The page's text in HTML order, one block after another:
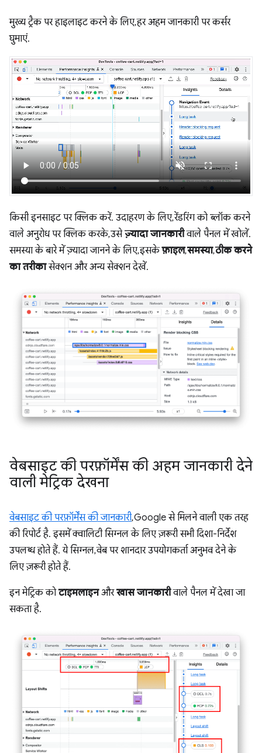
मुख्य ट्रैक पर हाइलाइट करने के लिए, हर अहम जानकारी पर कर्सर
घुमाएं.
किसी इनसाइट पर क्लिक करें. उदाहरण के लिए, रेंडरिंग को ब्लॉक करने
वाले अनुरोध पर क्लिक करके, उसेज़्यादा जानकारीवाले पैनल में खोलें.
समस्या के बारे में ज़्यादा जानने के लिए, इसकेफ़ाइल,समस्या,ठीक करने
का तरीकासेक्शन और अन्य सेक्शन देखें.
वेबसाइट की परफ़ॉर्मेंस की अहम जानकारी देने
वाली मेट्रिक देखना
वेबसाइट की परफ़ॉर्मेंस की जानकारी, Google से मिलने वाली एक तरह
की रिपोर्ट है. इसमें क्वालिटी सिग्नल के लिए ज़रूरी सभी दिशा-निर्देश
उपलब्ध होते हैं. ये सिग्नल, वेब पर शानदार उपयोगकर्ता अनुभव देने के
लिए ज़रूरी होते हैं.
इन मेट्रिक कोटाइमलाइनऔरखास जानकारीवाले पैनल में देखा जा
सकता है.